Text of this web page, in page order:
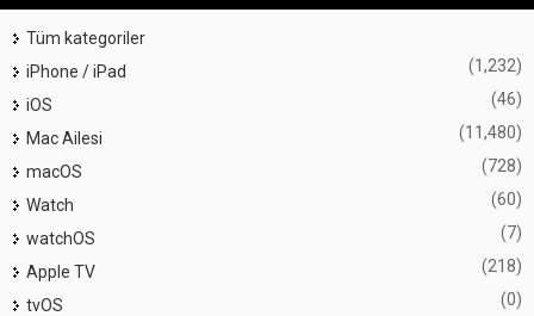
Tüm kategoriler
iPhone / iPad
(1,232)
iOS (46)
Mac Ailesi (11,480)
macOS (728)
Watch (60)
watchOS (7)
Apple TV (218)
tvOS (0)